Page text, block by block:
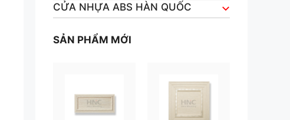
CỬA NHỰA ABS HÀN QUỐC
SẢN PHẨM MỚI